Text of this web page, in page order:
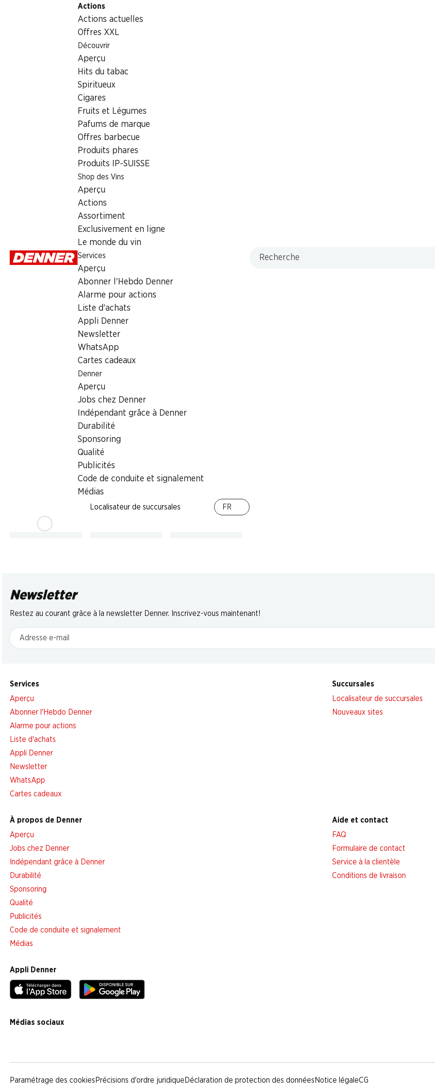
Actions
Actions actuelles
Offres XXL
Découvrir
Aperçu
Hits du tabac
Spiritueux
Cigares
Fruits et Légumes
Pafums de marque
Offres barbecue
Produits phares
Produits IP-SUISSE
Shop des Vins
Aperçu
Actions
Assortiment
Exclusivement en ligne
Le monde du vin
Services
Aperçu
Abonner l'Hebdo Denner
Alarme pour actions
Liste d'achats
Appli Denner
Newsletter
WhatsApp
Cartes cadeaux
Denner
Aperçu
Jobs chez Denner
Indépendant grâce à Denner
Durabilité
Sponsoring
Qualité
Publicités
Code de conduite et signalement
Médias
Localisateur de succursales FR
Viande/charcuterie/poisson
Hamburger de bœuf Angus IP-SUISSE
Labels et distinctions
1101190
Les clients ont également acheté
* Comparaison
concurrentielle
23%
7.50au lieu de 9.75
Jambon de Parme
DOP Beretta
en tranches, Italie, 2 x 70
g
Espagne, 2 x 200 g
Newsletter
Restez au courant grâce à la newsletter Denner. Inscrivez-vous maintenant!
Adresse e-mail
Services
Aperçu
Abonner l'Hebdo Denner
Alarme pour actions
Liste d'achats
Appli Denner
Newsletter
WhatsApp
Cartes cadeaux
Succursales
Localisateur de succursales
Nouveaux sites
À propos de Denner
Aperçu
Jobs chez Denner
Indépendant grâce à Denner
Durabilité
Sponsoring
Qualité
Publicités
Code de conduite et signalement
Médias
Aide et contact
FAQ
Formulaire de contact
Service à la clientèle
Conditions de livraison
Appli Denner
Médias sociaux
Paramétrage des cookies Précisions d'ordre juridique Déclaration de protection des données Notice légaleCG